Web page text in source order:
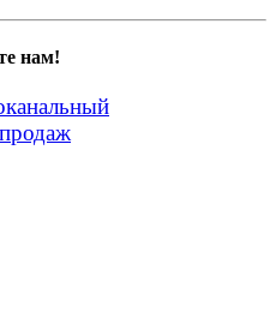
нам!